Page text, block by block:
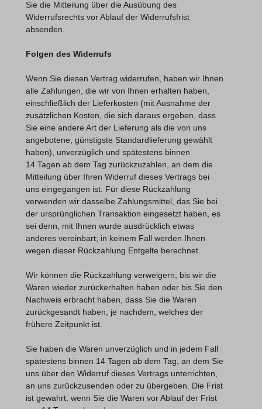
Sie die Mitteilung über die Ausübung des
Widerrufsrechts vor Ablauf der Widerrufsfrist
absenden.
Folgen des Widerrufs
Wenn Sie diesen Vertrag widerrufen, haben wir Ihnen
alle Zahlungen, die wir von Ihnen erhalten haben,
einschließlich der Lieferkosten (mit Ausnahme der
zusätzlichen Kosten, die sich daraus ergeben, dass
Sie eine andere Art der Lieferung als die von uns
angebotene, günstigste Standardlieferung gewählt
haben), unverzüglich und spätestens binnen
14 Tagen ab dem Tag zurückzuzahlen, an dem die
Mitteilung über Ihren Widerruf dieses Vertrags bei
uns eingegangen ist. Für diese Rückzahlung
verwenden wir dasselbe Zahlungsmittel, das Sie bei
der ursprünglichen Transaktion eingesetzt haben, es
sei denn, mit Ihnen wurde ausdrücklich etwas
anderes vereinbart; in keinem Fall werden Ihnen
wegen dieser Rückzahlung Entgelte berechnet.
Wir können die Rückzahlung verweigern, bis wir die
Waren wieder zurückerhalten haben oder bis Sie den
Nachweis erbracht haben, dass Sie die Waren
zurückgesandt haben, je nachdem, welches der
frühere Zeitpunkt ist.
Sie haben die Waren unverzüglich und in jedem Fall
spätestens binnen 14 Tagen ab dem Tag, an dem Sie
uns über den Widerruf dieses Vertrags unterrichten,
an uns zurückzusenden oder zu übergeben. Die Frist
ist gewahrt, wenn Sie die Waren vor Ablauf der Frist